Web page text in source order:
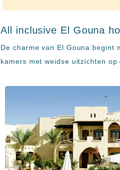
All inclusive El Gouna
De charme van El Gouna begint
kamers met weidse uitzichten